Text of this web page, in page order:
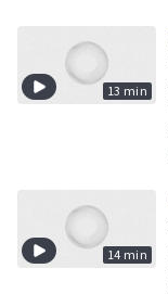
13 min
14 min